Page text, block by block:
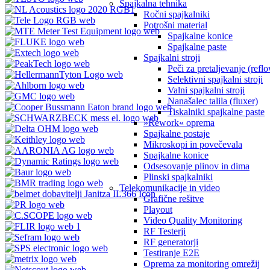
Spajkalna tehnika
Ročni spajkalniki
Potrošni material
Spajkalne konice
Spajkalne paste
Spajkalni stroji
Peči za pretaljevanje
Selektivni spajkalni stroji
Valni spajkalni stroji
Nanašalec talila (fluxer)
Tiskalniki spajkalne paste
»Rework« oprema
Spajkalne postaje
Mikroskopi in povečevala
Spajkalne konice
Odsesovanje plinov in dima
Plinski spajkalniki
Telekomunikacije in video
Grafične rešitve
Playout
Video Quality Monitoring
RF Testerji
RF generatorji
Testiranje E2E
Oprema za monitoring omrežij